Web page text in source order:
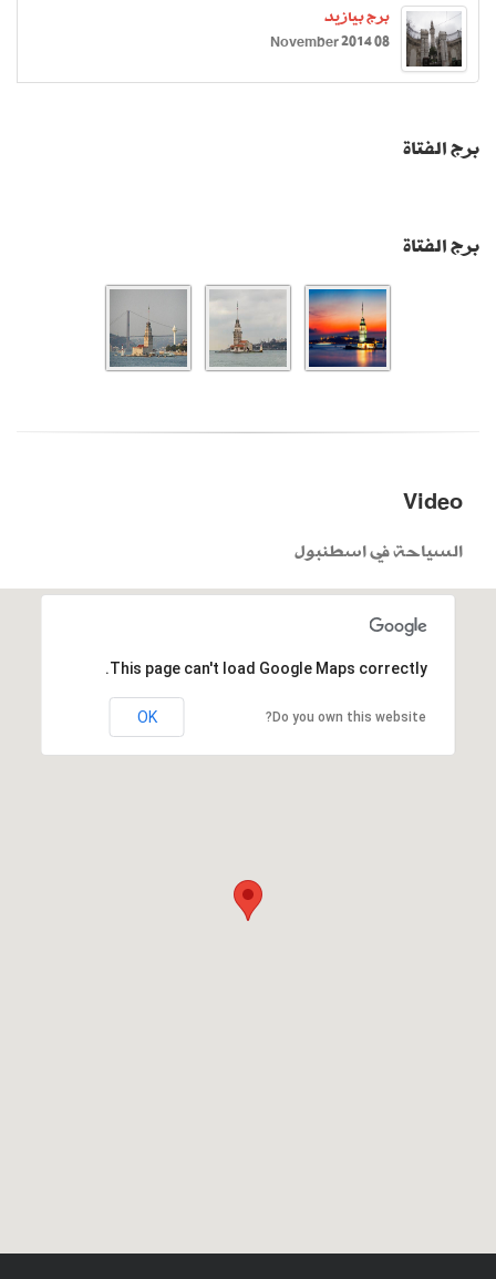
برج بيازيد
08 November 2014
برج الفتاة
برج الفتاة
Video
السياحة في اسطنبول
This page can't load Google Maps correctly.
Do you own this website?
OK